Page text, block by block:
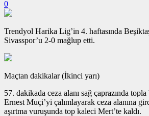
0
Trendyol Harika Lig’in 4. haftasında
Sivasspor’u 2-0 mağlup etti.
Maçtan dakikalar (İkinci yarı)
57. dakikada ceza alanı sağ çaprazında
Ernest Muçi’yi çalımlayarak ceza alanına
aşırtma vuruşunda top kaleci Mert’te kaldı.